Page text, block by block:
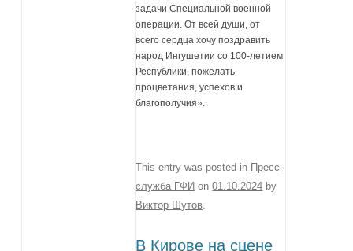
задачи Специальной военной
операции. От всей души, от
всего сердца хочу поздравить
народ Ингушетии со 100-летием
Республики, пожелать
процветания, успехов и
благополучия».
This entry was posted in Пресс-
служба ГФИ on01.10.2024 by
Виктор Шутов
В Кирове на сцене